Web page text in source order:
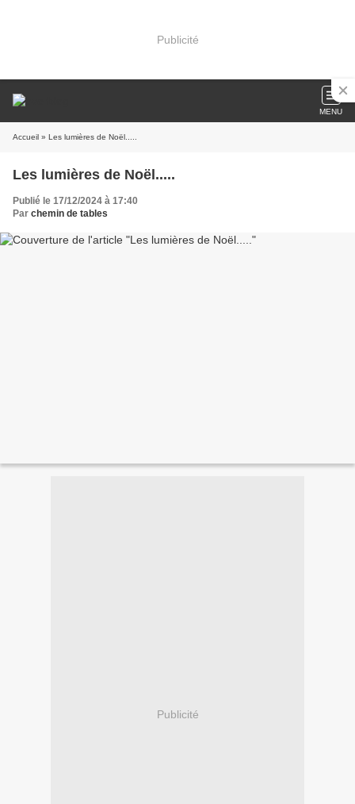
Publicité
MENU
Accueil » Les lumières de Noël.....
Les lumières de Noël.....
Publié le 17/12/2024 à 17:40
Par chemin de tables
Publicité